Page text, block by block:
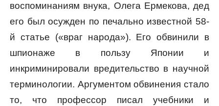
воспоминаниям внука, Олега Ермекова, дед
его был осужден по печально известной 58-
й статье («враг народа»). Его обвинили в
шпионаже в пользу Японии и
инкриминировали вредительство в научной
терминологии. Аргументом обвинения стало
то, что профессор писал учебники и